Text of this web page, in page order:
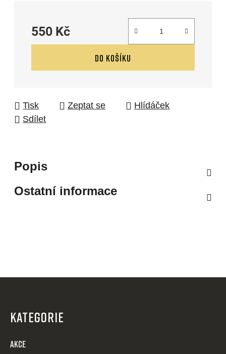
550 Kč
Měrná cena:
DO KOŠÍKU
Tisk Zeptat se
Hlídáček
Sdílet
Popis
Ostatní informace
KATEGORIE
AKCE